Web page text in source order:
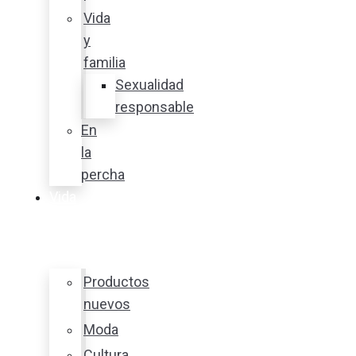
Vida
y
familia
Sexualidad
responsable
En
la
percha
Productos
nuevos
Moda